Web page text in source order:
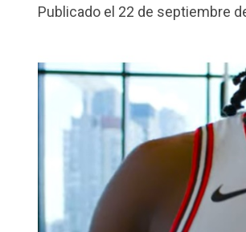
Publicado el 22 de septiembre